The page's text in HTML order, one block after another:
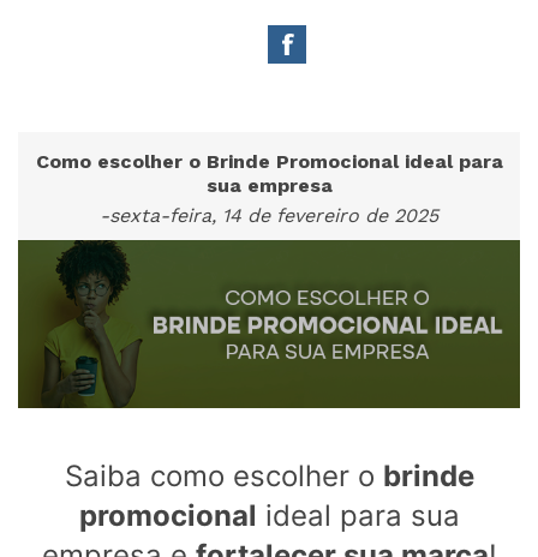
Como escolher o Brinde Promocional ideal para
sua empresa
-sexta-feira, 14 de fevereiro de 2025
Saiba como escolher o brinde
promocional ideal para sua